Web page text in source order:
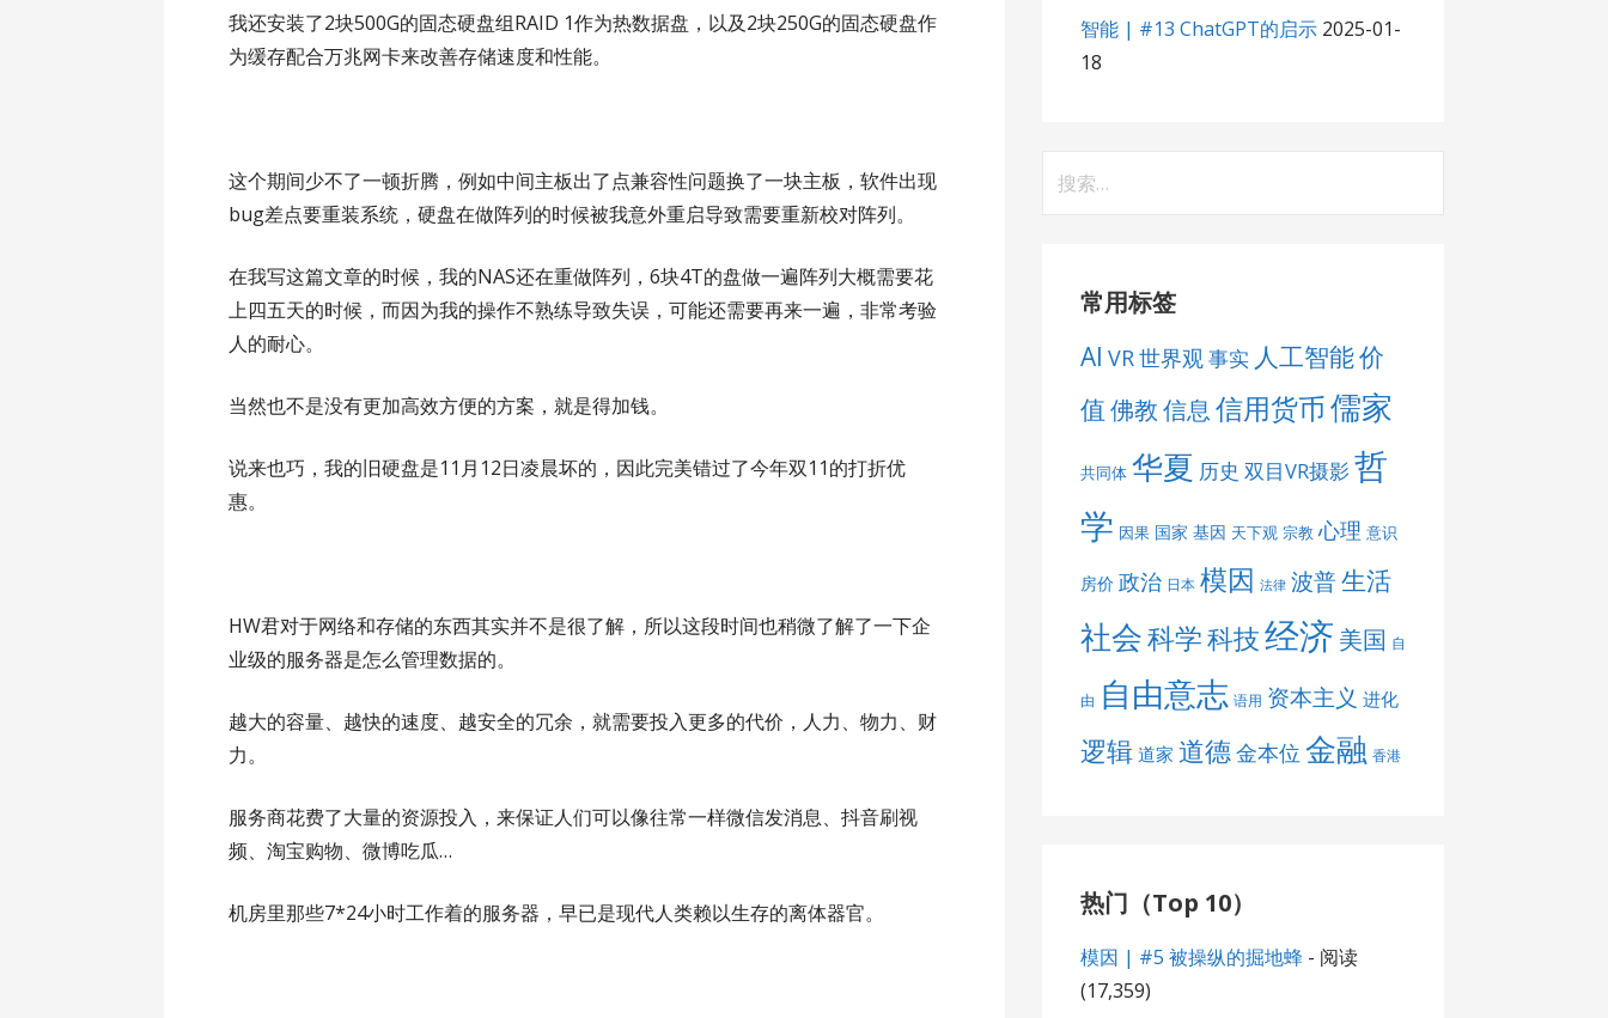
我还安装了2块500G的固态硬盘组RAID 1作为热数据盘，以及2块250G的固态硬盘作
为缓存配合万兆网卡来改善存储速度和性能。
这个期间少不了一顿折腾，例如中间主板出了点兼容性问题换了一块主板，软件出现
bug差点要重装系统，硬盘在做阵列的时候被我意外重启导致需要重新校对阵列。
在我写这篇文章的时候，我的NAS还在重做阵列，6块4T的盘做一遍阵列大概需要花
上四五天的时候，而因为我的操作不熟练导致失误，可能还需要再来一遍，非常考验
人的耐心。
当然也不是没有更加高效方便的方案，就是得加钱。
说来也巧，我的旧硬盘是11月12日凌晨坏的，因此完美错过了今年双11的打折优
惠。
HW君对于网络和存储的东西其实并不是很了解，所以这段时间也稍微了解了一下企
业级的服务器是怎么管理数据的。
越大的容量、越快的速度、越安全的冗余，就需要投入更多的代价，人力、物力、财
力。
服务商花费了大量的资源投入，来保证人们可以像往常一样微信发消息、抖音刷视
频、淘宝购物、微博吃瓜…
机房里那些7*24小时工作着的服务器，早已是现代人类赖以生存的离体器官。
智能 | #13 ChatGPT的启示 2025-01-
18
索：
常用标签
AI VR世界观事实 人工智能价
值佛教信息信用货币儒家
共同体 华夏 历史 双目VR摄影 哲
学 因果 国家 基因 天下观 宗教 心理 意识
房价 政治 日本 模因 法律 波普生活
社会科学科技经济 美国 自
由 自由意志 语用 资本主义 进化
逻辑 道家 道德金本位 金融 香港
热门（Top 10）
模因 | #5 被操纵的掘地蜂- 阅读
(17,359)